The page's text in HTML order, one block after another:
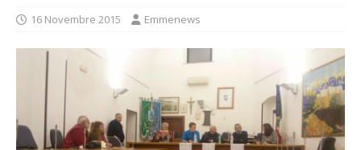
16 Novembre 2015 Emmenews